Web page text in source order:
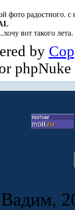
фото радостного.
вот такого
by